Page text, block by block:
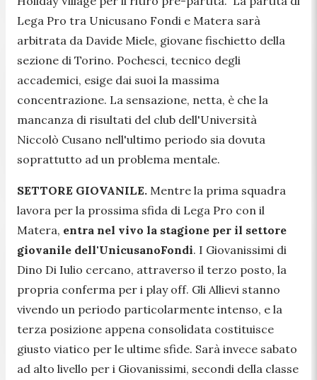
Lega Pro tra Unicusano Fondi e Matera sarà
arbitrata da Davide Miele, giovane fischietto della
sezione di Torino. Pochesci, tecnico degli
accademici, esige dai suoi la massima
concentrazione. La sensazione, netta, è che la
mancanza di risultati del club dell'Università
Niccolò Cusano nell'ultimo periodo sia dovuta
soprattutto ad un problema mentale.
SETTORE GIOVANILE. Mentre la prima squadra
lavora per la prossima sfida di Lega Pro con il
Matera, entra nel vivo la stagione per il settore
giovanile dell'UnicusanoFondi. I Giovanissimi di
Dino Di Iulio cercano, attraverso il terzo posto, la
propria conferma per i play off. Gli Allievi stanno
vivendo un periodo particolarmente intenso, e la
terza posizione appena consolidata costituisce
giusto viatico per le ultime sfide. Sarà invece sabato
ad alto livello per i Giovanissimi, secondi della classe